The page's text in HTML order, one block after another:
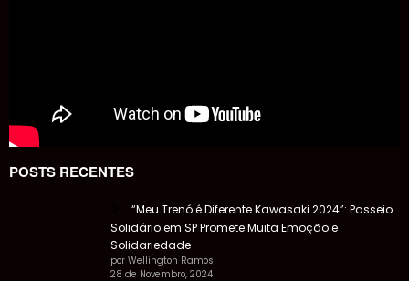
POSTS RECENTES
“Meu Trenó é Diferente Kawasaki 2024”: Passeio
Solidário em SP Promete Muita Emoção e
Solidariedade
por Wellington Ramos
28 de Novembro, 2024